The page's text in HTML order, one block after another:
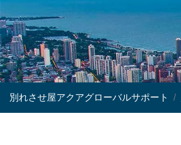
別れさせ屋アクアグローバルサポート